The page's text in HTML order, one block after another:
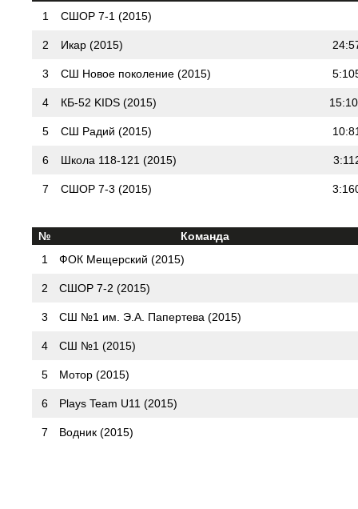
1
СШОР 7-1 (2015)
2 Икар (2015)
3 СШ Новое поколение (2015)
4 КБ-52 KIDS (2015)
5 СШ Радий (2015)
6 Школа 118-121 (2015)
7 СШОР 7-3 (2015)
№
Команда
1
ФОК Мещерский (2015)
2 СШОР 7-2 (2015)
3 СШ №1 им. Э.А. Папертева (2015)
4 СШ №1 (2015)
5 Мотор (2015)
6 Plays Team U11 (2015)
7 Водник (2015)